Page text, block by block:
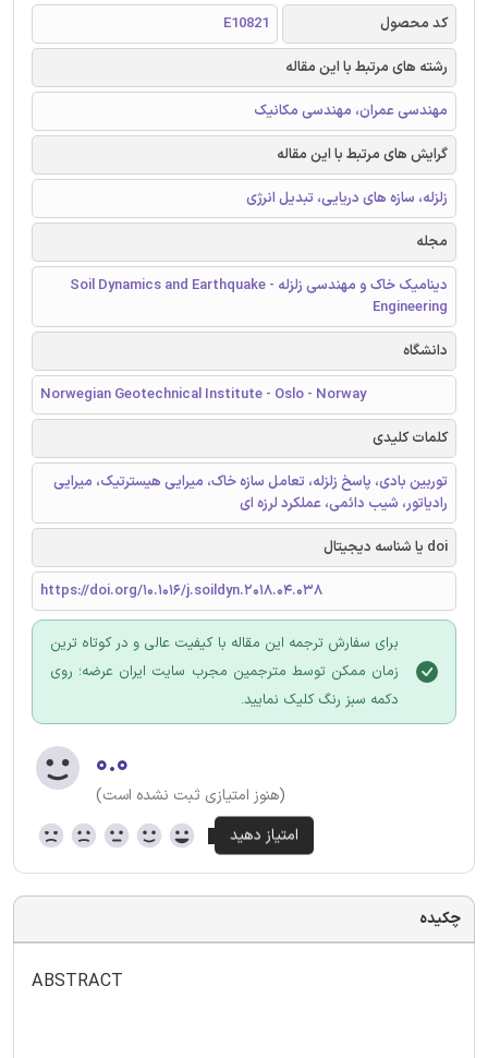
کد محصول
E10821
رشته های مرتبط با این مقاله
مهندسی عمران، مهندسی مکانیک
گرایش های مرتبط با این مقاله
زلزله، سازه های دریایی، تبدیل انرژی
مجله
دینامیک خاک و مهندسی زلزله - Soil Dynamics and Earthquake
Engineering
دانشگاه
Norwegian Geotechnical Institute - Oslo - Norway
کلمات کلیدی
توربین بادی، پاسخ زلزله، تعامل سازه خاک، میرایی هیسترتیک، میرایی
رادیاتور، شیب دائمی، عملکرد لرزه ای
doi یا شناسه دیجیتال
https://doi.org/10.1016/j.soildyn.2018.04.038
برای سفارش ترجمه این مقاله با کیفیت عالی و در کوتاه ترین
زمان ممکن توسط مترجمین مجرب سایت ایران عرضه؛ روی
دکمه سبز رنگ کلیک نمایید.
۰.۰
(هنوز امتیازی ثبت نشده است)
چکیده
ABSTRACT